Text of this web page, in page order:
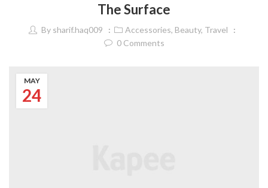
The Surface
By sharif.haq009 Accessories, Beauty, Travel
0Comments
24
MAY